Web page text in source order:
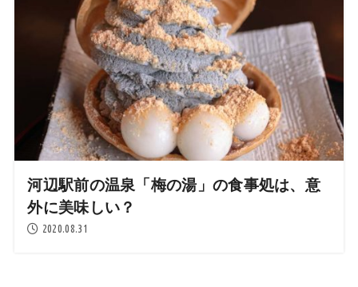
河辺駅前の温泉「梅の湯」の食事処は、意
外に美味しい？
2020.08.31